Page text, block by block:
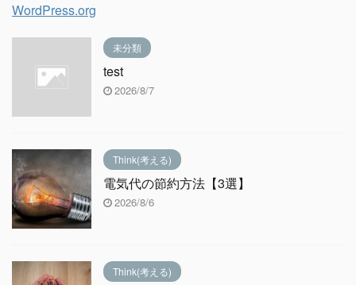
WordPress.org
未分類
test
2026/8/7
Think(考える)
電気代の節約方法【3選】
2026/8/6
Think(考える)